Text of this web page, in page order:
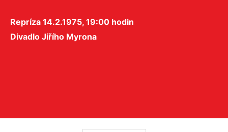
Repríza 14.2.1975, 19:00 hodin
Divadlo Jiřího Myrona